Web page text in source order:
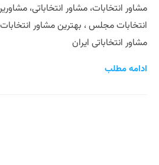
مشاور انتخابات، مشاور انتخاباتی،
انتخابات مجلس ، بهترین مشاور
مشاور انتخاباتی ایران
ادامه مطلب